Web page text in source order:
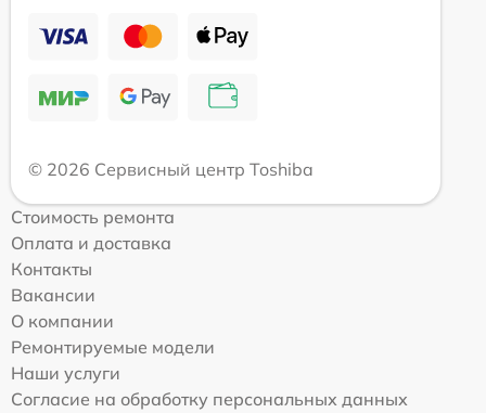
© 2026 Сервисный центр Toshiba
Стоимость ремонта
Оплата и доставка
Контакты
Вакансии
О компании
Ремонтируемые модели
Наши услуги
Согласие на обработку персональных данных